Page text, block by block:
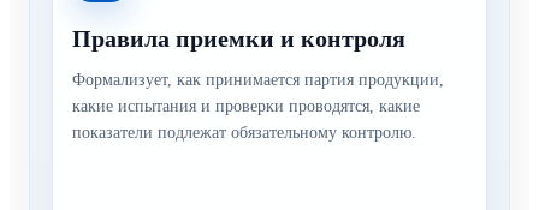
Правила приемки и контроля
Формализует, как принимается партия продукции,
какие испытания и проверки проводятся, какие
показатели подлежат обязательному контролю.